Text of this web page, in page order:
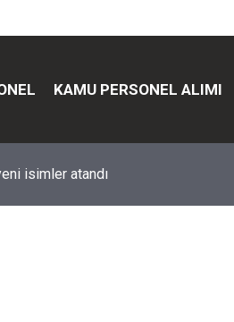
KAMU PERSONEL ALIMI
isimler atandı